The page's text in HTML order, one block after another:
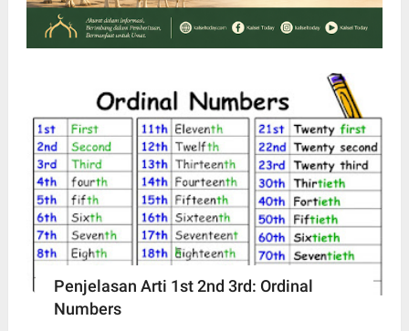
Penjelasan Arti 1st 2nd 3rd: Ordinal
Numbers